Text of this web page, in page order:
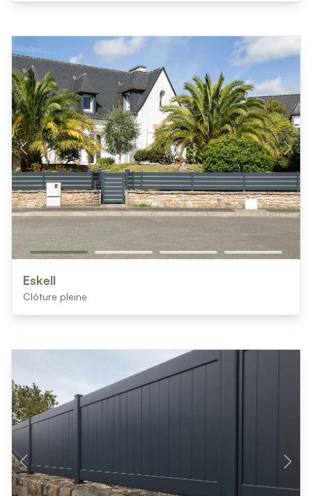
Eskell
Clôture pleine